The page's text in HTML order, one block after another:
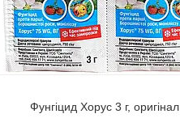
Фунгіцид Хорус 3 г, оригінал